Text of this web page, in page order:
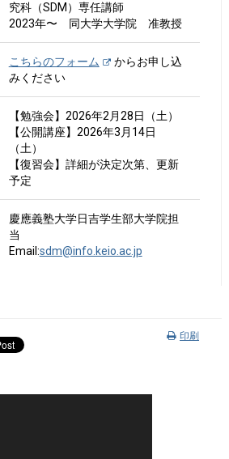
究科（SDM）専任講師
2023年〜 同大学大学院 准教授
こちらのフォーム
からお申し込
みください
【勉強会】2026年2月28日（土）
【公開講座】2026年3月14日
（土）
【復習会】詳細が決定次第、更新
予定
慶應義塾大学日吉学生部大学院担
当
Email:sdm@info.keio.ac.jp
印刷